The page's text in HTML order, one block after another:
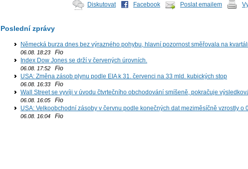
Diskutovat Facebook Poslat emailem
Poslední zprávy
Německá burza dnes bez výrazného pohybu, hlavní pozornost směřovala na
06.08. 18:23 Fio
Index Dow Jones se drží v červených úrovních.
06.08. 17:52 Fio
USA: Změna zásob plynu podle EIA k 31. červenci na 33 mld. kubických stop
06.08. 16:33 Fio
Wall Street se vyvíji v úvodu čtvrtečního obchodování smíšeně, pokračuje
06.08. 16:05 Fio
USA: Velkoobchodní zásoby v červnu podle konečných dat meziměsíčně vzrostly o
06.08. 16:04 Fio